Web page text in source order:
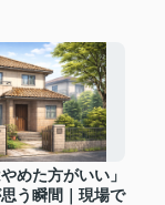
めた方がいい」
う瞬間｜現場で